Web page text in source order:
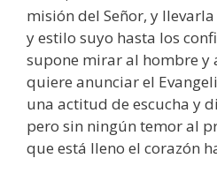
misión del Señor, y
y estilo suyo hasta los
supone mirar al hombre y
quiere anunciar el
una actitud de escucha y
pero sin ningún temor al
que está lleno el corazón